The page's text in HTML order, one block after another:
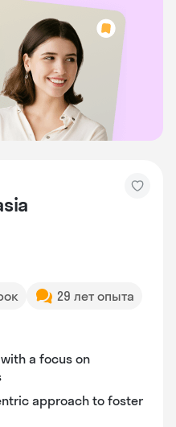
29 лет опыта
a focus on
approach to foster